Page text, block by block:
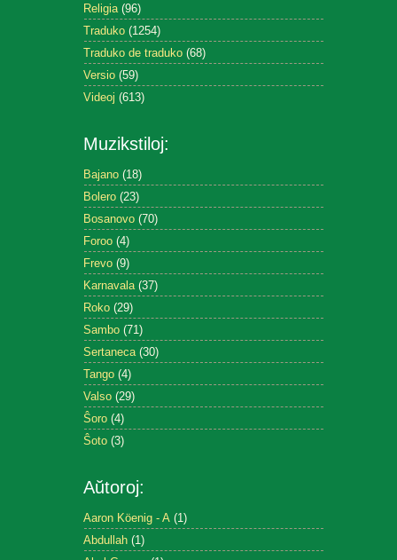
Religia (96)
Traduko (1254)
Traduko de traduko (68)
Versio (59)
Videoj (613)
Muzikstiloj:
Bajano (18)
Bolero (23)
Bosanovo (70)
Foroo (4)
Frevo (9)
Karnavala (37)
Roko (29)
Sambo (71)
Sertaneca (30)
Tango (4)
Valso (29)
Ŝoro (4)
Ŝoto (3)
Aŭtoroj:
Aaron Köenig - A (1)
Abdullah (1)